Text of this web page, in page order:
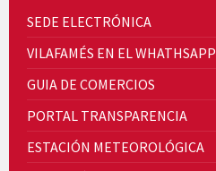
Quintà Culroja
SEDE ELECTRÓNICA
VILAFAMÉS EN EL WHATHSAPP
GUIA DE COMERCIOS
PORTAL TRANSPARENCIA
ESTACIÓN METEOROLÓGICA